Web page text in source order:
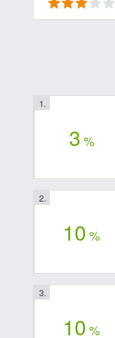
3%
10%
10%